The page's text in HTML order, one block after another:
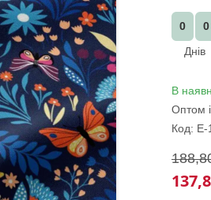
0
0
Днів
В
Оптом
Код: Е-